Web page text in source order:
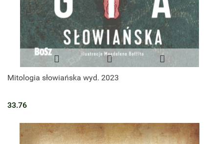
Mitologia słowiańska wyd. 2023
33.76